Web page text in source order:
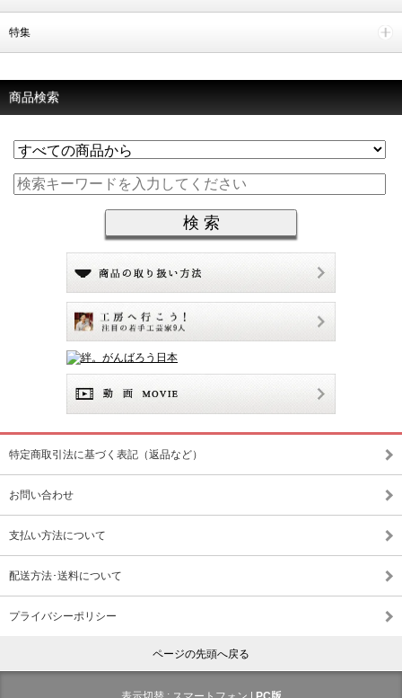
特集
商品検索
特定商取引法に基づく表記（返品など）
お問い合わせ
支払い方法について
配送方法･送料について
プライバシーポリシー
ページの先頭へ戻る